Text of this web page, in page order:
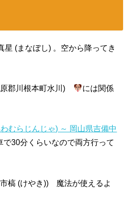
(まなぼし) 。空から降ってき
郡川根本町水川)
には関係
むらじんじゃ) ～ 岡山県吉備中
30分くらいなので両方行って
槁 (けやき)) 魔法が使えるよ